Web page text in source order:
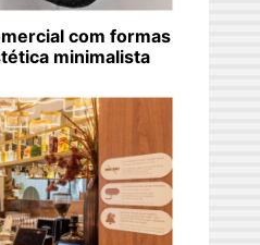
com formas
minimalista